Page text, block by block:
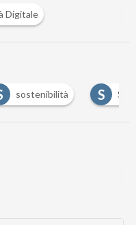
Digitale
sostenibilità S